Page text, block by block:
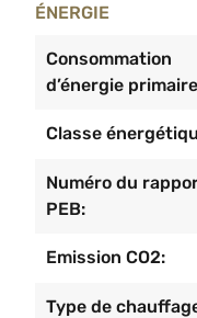
ÉNERGIE
Consommation
d’énergie
Classe
Numéro du
PEB:
Emission CO2:
Type de